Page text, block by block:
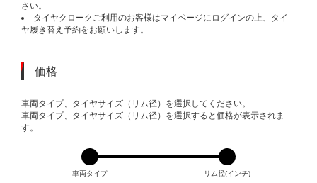
さい。
タイヤクロークご利用のお客様はマイページにログインの上、タイ
ヤ履き替え予約をお願いします。
価格
VARIATIONS
車両タイプ、タイヤサイズ（リム径）を選択してください。
車両タイプ、タイヤサイズ（リム径）を選択すると価格が表示されま
す。
車両タイプ リム径(インチ)